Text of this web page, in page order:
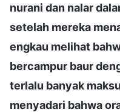
nurani dan nalar
setelah mereka
engkau melihat
bercampur baur
terlalu banyak
menyadari bahwa